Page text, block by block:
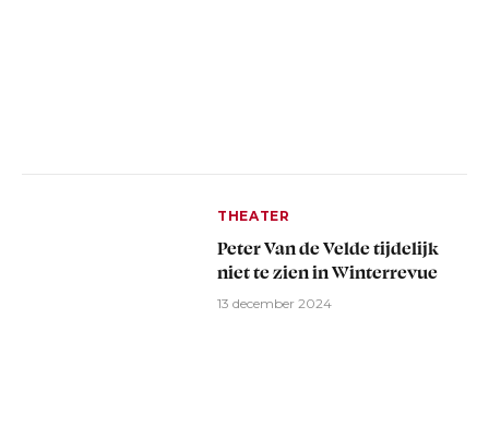
THEATER
Peter Van de Velde tijdelijk
niet te zien in Winterrevue
13 december 2024